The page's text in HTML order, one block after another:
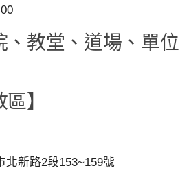
、教堂、道場、單位
】
新路2段153~159號